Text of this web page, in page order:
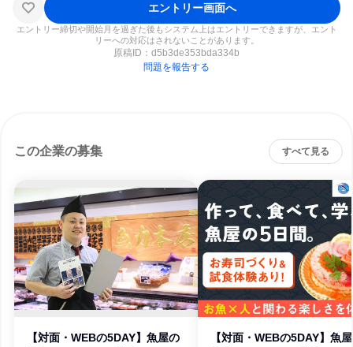
エントリー画面へ
エントリー締切や開始月を過ぎた後もシステム上はエントリーできますが、エント
リーへの対応はされないことがあります。
原稿ID： d5b3de353bda334b
問題を報告する
この企業の募集 すべて見る
【対面・WEBの5DAY】魚屋の
【対面・WEBの5DAY】魚